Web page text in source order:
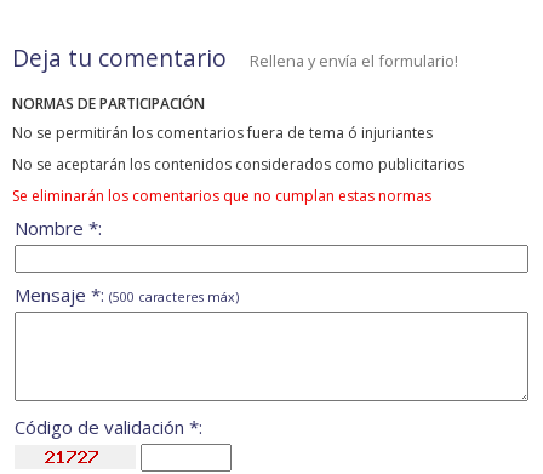
Deja tu comentario Rellena y envía el formulario!
NORMAS DE PARTICIPACIÓN
No se permitirán los comentarios fuera de tema ó injuriantes
No se aceptarán los contenidos considerados como publicitarios
Se eliminarán los comentarios que no cumplan estas normas
Nombre *:
Mensaje *: (500 caracteres máx)
Código de validación *: